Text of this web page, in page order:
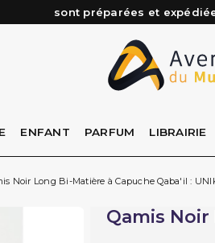
Besoin d'aide ?
Les Commandes passées
ENFANT PARFUM LIBRAIRIE
Noir Long Bi-Matière à Capuche Qaba'il :
Qamis